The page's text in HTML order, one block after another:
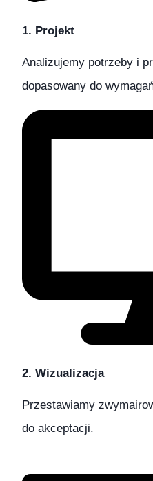
1. Projekt
Analizujemy potrzeby i
dopasowany do
2. Wizualizacja
Przestawiamy
do akceptacji.